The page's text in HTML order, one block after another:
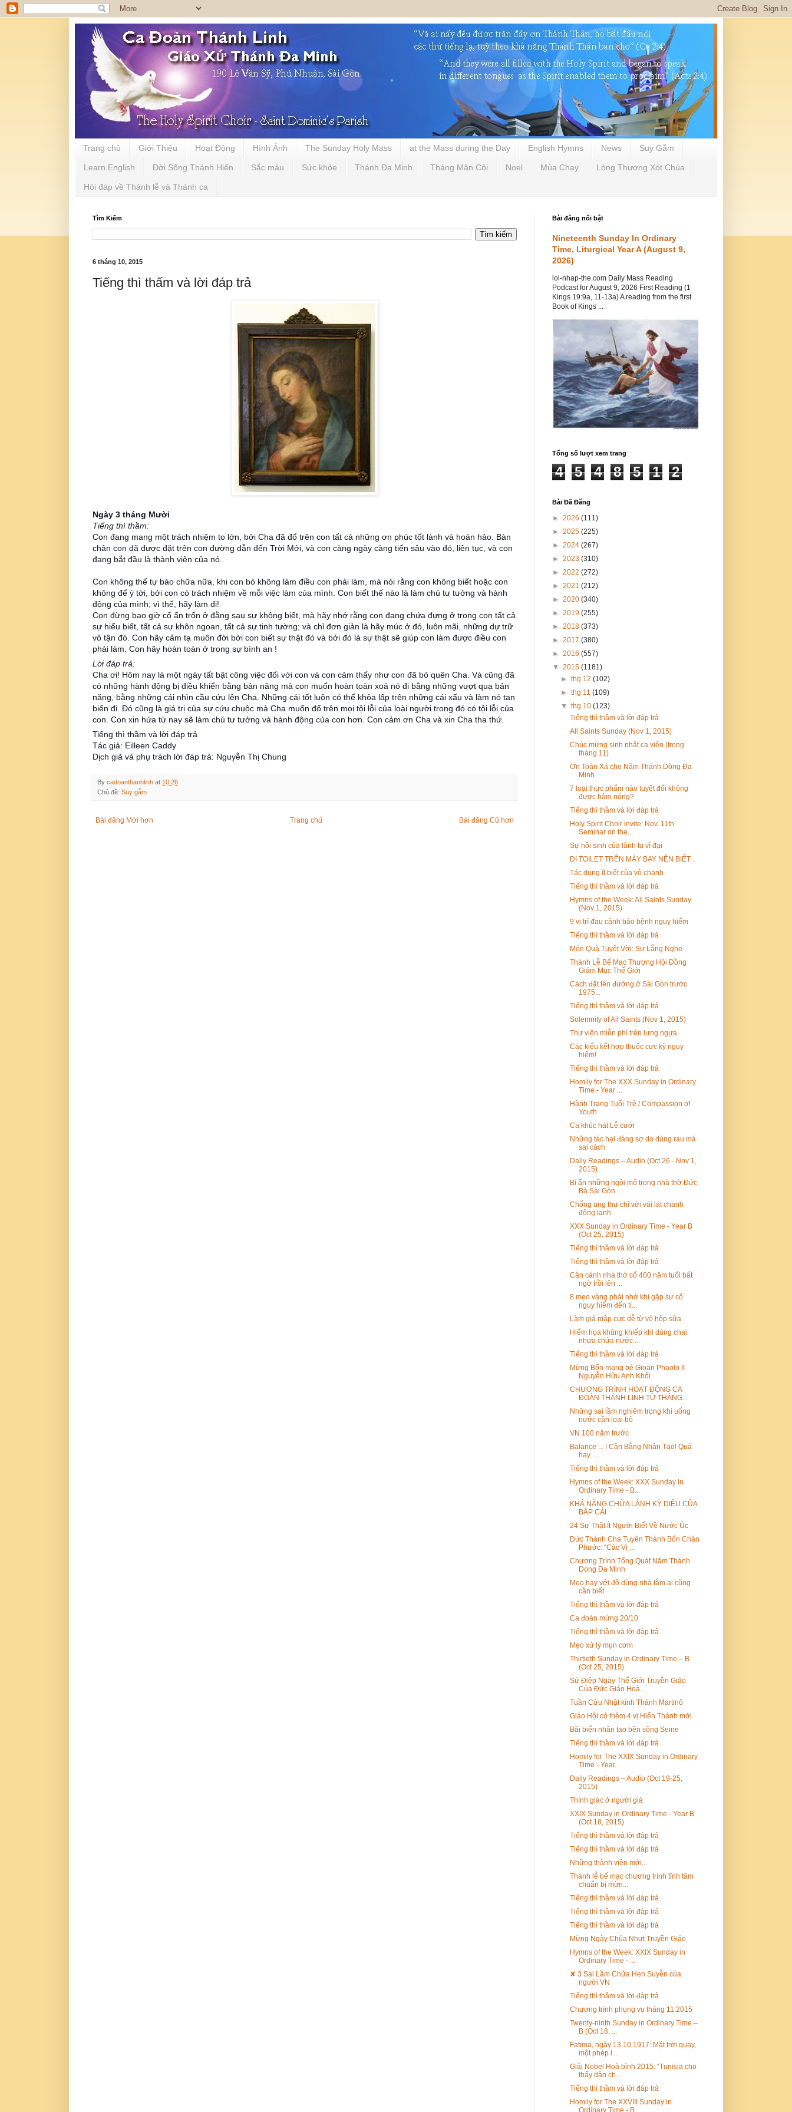
Trang chủ Giới Thiệu Hoạt Động Hình Ảnh The Sunday Holy Mass at the Mass during the Day English Hymns News Suy Gẫm
Learn English Đời Sống Thánh Hiến Sắc màu Sức khỏe Thánh Đa Minh Tháng Mân Côi Noel Mùa Chay Lòng Thương Xót Chúa
Hỏi đáp về Thánh lễ và Thánh ca
Tìm Kiếm
6 tháng 10, 2015
Tiếng thì thấm và lời đáp trả
Ngày 3 tháng Mười
Tiếng thì thầm:
Con đang mang một trách nhiệm to lớn, bởi Cha đã đổ trên con tất cả những ơn phúc tốt lành và hoàn hảo. Bàn
chân con đã được đặt trên con đường dẫn đến Trời Mới, và con càng ngày càng tiến sâu vào đó, liên tục, và con
đang bắt đầu là thành viên của nó.
Con không thể tự bào chữa nữa, khi con bỏ không làm điều con phải làm, mà nói rằng con không biết hoặc con
không để ý tới, bởi con có trách nhiệm về mỗi việc làm của mình. Con biết thế nào là làm chủ tư tưởng và hành
động của mình; vì thế, hãy làm đi!
Con đừng bao giờ cố ẩn trốn ở đằng sau sự không biết, mà hãy nhớ rằng con đang chứa đựng ở trong con tất cả
sự hiểu biết, tất cả sự khôn ngoan, tất cả sự tinh tường; và chỉ đơn giản là hãy múc ở đó, luôn mãi, những dự trữ
vô tận đó. Con hãy cảm tạ muôn đời bởi con biết sự thật đó và bởi đó là sự thật sẽ giúp con làm được điều con
phải làm. Con hãy hoàn toàn ở trong sự bình an !
Lời đáp trả:
Cha ơi! Hôm nay là một ngày tất bật công việc đối với con và con cảm thấy như con đã bỏ quên Cha. Và cũng đã
có những hành động bị điều khiển bằng bản năng mà con muốn hoàn toàn xoá nó đi bằng những vượt qua bản
năng, bằng những cái nhìn cầu cứu lên Cha. Những cái tốt luôn có thể khỏa lấp trên những cái xấu và làm nó tan
biến đi. Đó cũng là giá trị của sự cứu chuộc mà Cha muốn đổ trên mọi tội lỗi của loài người trong đó có tội lỗi của
con. Con xin hứa từ nay sẽ làm chủ tư tưởng và hành động của con hơn. Con cảm ơn Cha và xin Cha tha thứ.
Tiếng thì thầm và lời đáp trả
Tác giả: Eilleen Caddy
Dịch giả và phụ trách lời đáp trả: Nguyễn Thị Chung
By cadoanthanhlinh at 10:26
Chủ đề: Suy gẫm
Bài đăng Mới hơn Bài đăng Cũ hơn
Trang chủ
Bài đăng nổi bật
Nineteenth Sunday In Ordinary
Time, Liturgical Year A (August 9,
2026)
loi-nhap-the.com Daily Mass Reading
Podcast for August 9, 2026 First Reading (1
Kings 19:9a, 11-13a) A reading from the first
Book of Kings ...
Tổng số lượt xem trang
4 5 4 8 5 1 2
Bài Đã Đăng
► 2026 (111)
► 2025 (225)
► 2024 (267)
► 2023 (310)
► 2022 (272)
► 2021 (212)
► 2020 (340)
► 2019 (255)
► 2018 (373)
► 2017 (380)
► 2016 (557)
▼ 2015 (1181)
►thg 12(102)
►thg 11(109)
▼thg 10(123)
Tiếng thì thầm và lời đáp trả
All Saints Sunday (Nov 1, 2015)
Chúc mừng sinh nhật ca viên (trong
tháng 11)
Ơn Toàn Xá cho Năm Thánh Dòng Đa
Minh
7 loại thực phẩm nào tuyệt đối không
được hâm nóng?
Tiếng thì thầm và lời đáp trả
Holy Spirit Choir invite: Nov. 11th
Seminar on the...
Sự hồi sinh của lãnh tụ vĩ đại
ĐI TOILET TRÊN MÁY BAY NÊN BIẾT ..
Tác dụng ít biết của vỏ chanh
Tiếng thì thầm và lời đáp trả
Hymns of the Week: All Saints Sunday
(Nov 1, 2015)
9 vị trí đau cảnh báo bệnh nguy hiểm
Tiếng thì thầm và lời đáp trả
Món Quà Tuyệt Vời: Sự Lắng Nghe
Thánh Lễ Bế Mạc Thượng Hội Đồng
Giám Mục Thế Giới
Cách đặt tên đường ở Sài Gòn trước
1975...
Tiếng thì thầm và lời đáp trả
Solemnity of All Saints (Nov 1, 2015)
Thư viện miễn phí trên lưng ngựa
Các kiểu kết hợp thuốc cực kỳ nguy
hiểm!
Tiếng thì thầm và lời đáp trả
Homily for The XXX Sunday in Ordinary
Time - Year ...
Hành Trang Tuổi Trẻ / Compassion of
Youth
Ca khúc hát Lễ cưới
Những tác hại đáng sợ do dùng rau má
sai cách
Daily Readings – Audio (Oct 26 - Nov 1,
2015)
Bí ẩn những ngôi mộ trong nhà thờ Đức
Bà Sài Gòn
Chống ung thư chỉ với vài lát chanh
đông lạnh
XXX Sunday in Ordinary Time - Year B
(Oct 25, 2015)
Tiếng thì thầm và lời đáp trả
Tiếng thì thầm và lời đáp trả
Cận cảnh nhà thờ cổ 400 năm tuổi bất
ngờ trồi lên ...
8 mẹo vàng phải nhớ khi gặp sự cố
nguy hiểm đến tí...
Làm giá mập cực dễ từ vỏ hộp sữa
Hiểm họa khủng khiếp khi dùng chai
nhựa chứa nước ...
Tiếng thì thầm và lời đáp trả
Mừng Bổn mạng bé Gioan Phaolo II
Nguyễn Hữu Anh Khôi
CHƯƠNG TRÌNH HOẠT ĐỘNG CA
ĐOÀN THÁNH LINH TỪ THÁNG...
Những sai lầm nghiêm trọng khi uống
nước cần loại bỏ
VN 100 năm trước
Balance ... ! Cân Bằng Nhân Tạo! Quá
hay ....
Tiếng thì thầm và lời đáp trả
Hymns of the Week: XXX Sunday in
Ordinary Time - B...
KHẢ NĂNG CHỮA LÀNH KỲ DIỆU CỦA
BẮP CẢI
24 Sự Thật Ít Người Biết Về Nước Úc
Đức Thánh Cha Tuyên Thánh Bốn Chân
Phước: “Các Vị ...
Chương Trình Tổng Quát Năm Thánh
Dòng Đa Minh
Mẹo hay với đồ dùng nhà tắm ai cũng
cần biết
Tiếng thì thầm và lời đáp trả
Ca đoàn mừng 20/10
Tiếng thì thầm và lời đáp trả
Mẹo xử lý mụn cơm
Thirtieth Sunday in Ordinary Time – B
(Oct 25, 2015)
Sứ Điệp Ngày Thế Giới Truyền Giáo
Của Đức Giáo Hoà...
Tuần Cửu Nhật kính Thánh Martinô
Giáo Hội có thêm 4 vị Hiển Thánh mới
Bãi biển nhân tạo bên sông Seine
Tiếng thì thầm và lời đáp trả
Homily for The XXIX Sunday in Ordinary
Time - Year...
Daily Readings – Audio (Oct 19-25,
2015)
Thính giác ở người già
XXIX Sunday in Ordinary Time - Year B
(Oct 18, 2015)
Tiếng thì thầm và lời đáp trả
Tiếng thì thầm và lời đáp trả
Những thành viên mới...
Thánh lễ bế mạc chương trình tĩnh tâm
chuẩn bị mừn...
Tiếng thì thầm và lời đáp trả
Tiếng thì thầm và lời đáp trả
Tiếng thì thầm và lời đáp trả
Mừng Ngày Chúa Nhựt Truyền Giáo
Hymns of the Week: XXIX Sunday in
Ordinary Time - ...
✘ 3 Sai Lầm Chữa Hen Suyễn của
người VN
Tiếng thì thầm và lời đáp trả
Chương trình phụng vụ tháng 11.2015
Twenty-ninth Sunday in Ordinary Time –
B (Oct 18, ...
Fatima, ngày 13.10.1917: Mặt trời quay,
một phép l...
Giải Nobel Hoà bình 2015: “Tunisia cho
thấy dân ch...
Tiếng thì thầm và lời đáp trả
Homily for The XXVIII Sunday in
Ordinary Time - B ...